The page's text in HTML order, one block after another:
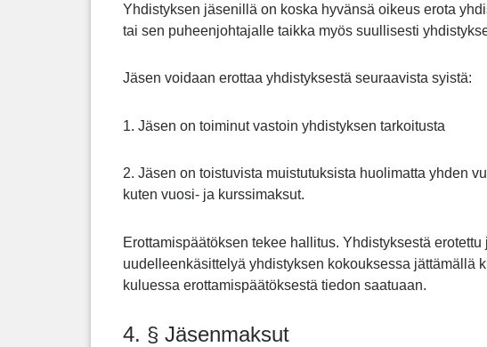
Yhdistyksen jäsenillä on koska hyvänsä oikeus erota
tai sen puheenjohtajalle taikka myös suullisesti
Jäsen voidaan erottaa yhdistyksestä seuraavista syistä:
1. Jäsen on toiminut vastoin yhdistyksen tarkoitusta
2. Jäsen on toistuvista muistutuksista huolimatta yhden
kuten vuosi- ja kurssimaksut.
Erottamispäätöksen tekee hallitus. Yhdistyksestä
uudelleenkäsittelyä yhdistyksen kokouksessa jättämällä
kuluessa erottamispäätöksestä tiedon saatuaan.
4. § Jäsenmaksut